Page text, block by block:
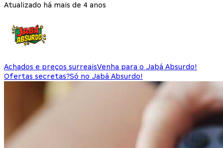
Atualizado há mais de 4 anos
Achados e preços surreaisVenha para o Jabá Absurdo!
Ofertas secretas?Só no Jabá Absurdo!